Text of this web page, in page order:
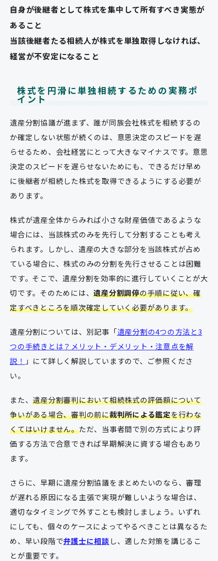
自身が後継者として株式を集中して所有すべき実態が
あること
当該後継者たる相続人が株式を単独取得しなければ、
経営が不安定になること
株式を円滑に単独相続するための実務ポ
イント
遺産分割協議が進まず、誰が同族会社株式を相続するの
か確定しない状態が続くのは、意思決定のスピードを遅
らせるため、会社経営にとって大きなマイナスです。意思
決定のスピードを遅らせないためにも、できるだけ早め
に後継者が相続した株式を取得できるようにする必要が
あります。
株式が遺産全体からみれば小さな財産価値であるような
場合には、当該株式のみを先行して分割することも考え
られます。しかし、遺産の大きな部分を当該株式が占め
ている場合に、株式のみの分割を先行させることは困難
です。そこで、遺産分割を効率的に進行していくことが大
切です。そのためには、遺産分割調停の手順に従い、確
定すべきところを順次確定していく必要があります。
遺産分割については、別記事「遺産分割の4つの方法と3
つの手続きとは？メリット・デメリット・注意点を解
説！ 」にて詳しく解説していますので、ご参照くださ
い。
また、遺産分割審判において相続株式の評価額について
争いがある場合、審判の前に裁判所による鑑定を行わな
くてはいけません。ただ、当事者間で別の方式により評
価する方法で合意できれば早期解決に資する場合もあり
ます。
さらに、早期に遺産分割協議をまとめたいのなら、審理
が遅れる原因になる主張で実現が難しいような場合は、
適切なタイミングで外すことも検討しましょう。いずれ
にしても、個々のケースによってやるべきことは異なるた
め、早い段階で弁護士に相談 し、適した対策を講じるこ
とが重要です。